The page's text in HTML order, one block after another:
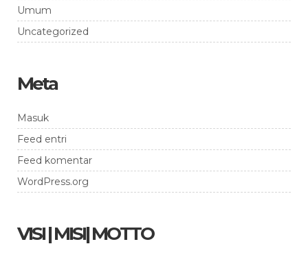
Umum
Uncategorized
Meta
Masuk
Feed entri
Feed komentar
WordPress.org
VISI | MISI| MOTTO